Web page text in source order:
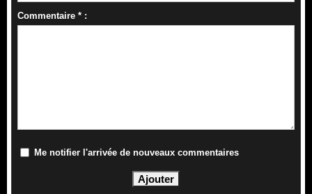
Commentaire * :
Me notifier l'arrivée de nouveaux commentaires